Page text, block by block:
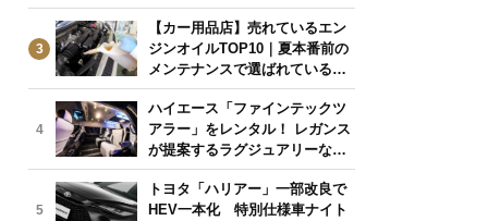
年6月版】
3
【カー用品店】売れているエン
ジンオイルTOP10｜夏本番前の
メンテナンスで選ばれている人
気モデルは？【2026年6月版】
4
ハイエース「ファインテックツ
アラー」をレンタル！ レガンス
が提案するラグジュアリーな移
動体験
5
トヨタ「ハリアー」一部改良で
HEV一本化 特別仕様車ナイト